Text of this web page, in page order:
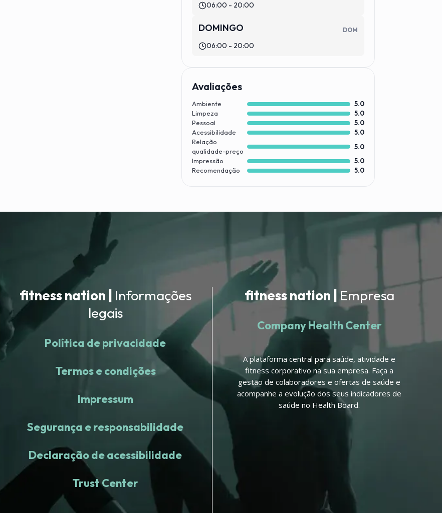
06:00 - 20:00
DOMINGO DOM
06:00 - 20:00
Avaliações
Ambiente
5.0
Limpeza
5.0
Pessoal
5.0
Acessibilidade
5.0
Relação
qualidade-preço
5.0
Impressão
5.0
Recomendação
5.0
fitness nation | Informações
legais
Política de privacidade
Termos e condições
Impressum
Segurança e responsabilidade
Declaração de acessibilidade
Trust Center
fitness nation | Empresa
Company Health Center
A plataforma central para saúde, atividade e
fitness corporativo na sua empresa. Faça a
gestão de colaboradores e ofertas de saúde e
acompanhe a evolução dos seus indicadores de
saúde no Health Board.